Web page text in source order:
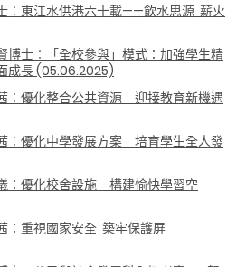
︰東江水供港六十載——飲水思源 薪火
博士︰「全校參與」模式：加強學生精
成長 (05.06.2025)
︰優化整合公共資源 迎接教育新機遇
︰ 優化中學發展方案 培育學生全人發
：優化校舍設施 構建愉快學習空
： 重視國家安全 築牢保護屏